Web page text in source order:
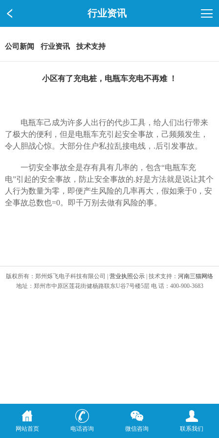
行业资讯
公司新闻 行业资讯 技术支持
小区有了充电桩，电瓶车充电不再难 ！
电瓶车己成为许多人出行的代步工具，给人们出行带来
了极大的便利，但是电瓶车充引起安全事故，己频频发生，
令人胆战心惊。大部分住户私拉乱接电线，.后引发事故。
一切安全事故全是存有具有几率的，包含“电瓶车充
电”引起的安全事故，防止安全事故的.好是方法就是说让其个
人行为数量为零，即便产生风险的几率再大，假如乘于0，安
全事故总数也=0。即千万别去做有风险的事。
版权所有：郑州烁飞电子科技有限公司 | 营业执照公示 | 技术支持： 河南三猫网络
地址：郑州市中原区莲花街健杨路联东U谷7号楼5层 电 话：400-900-3683
网站首页 电话咨询 微信咨询 联系我们